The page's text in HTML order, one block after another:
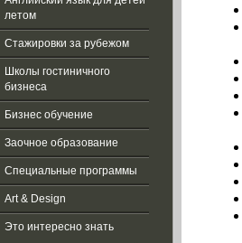
летом
Стажировки за рубежом
Школы гостиничного
бизнеса
Бизнес обучение
Заочное образование
Специальные программы
Art & Design
Это интересно знать